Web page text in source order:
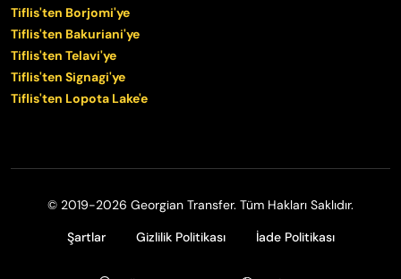
Tiflis'ten Borjomi'ye
Tiflis'ten Bakuriani'ye
Tiflis'ten Telavi'ye
Tiflis'ten Signagi'ye
Tiflis'ten Lopota Lake'e
© 2019-2026 Georgian Transfer. Tüm Hakları Saklıdır.
Şartlar
Gizlilik Politikası İade Politikası